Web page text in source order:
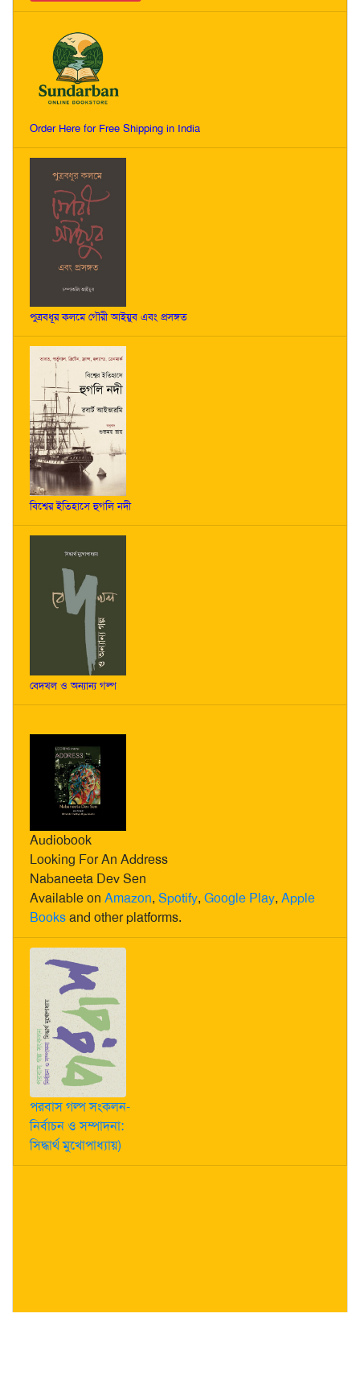
Order Here for Free Shipping in India
পুত্রবধূর কলমে গৌরী আইয়ুব এবং প্রসঙ্গত
বিশ্বের ইতিহাসে হুগলি নদী
বেদখল ও অন্যান্য গল্প
Audiobook
Looking For An Address
Nabaneeta Dev Sen
Available on Amazon, Spotify, Google Play, Apple
Booksand other platforms.
পরবাস গল্প সংকলন-
নির্বাচন ও সম্পাদনা:
সিদ্ধার্থ মুখোপাধ্যায়)